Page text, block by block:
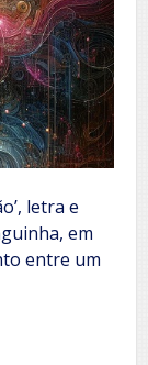
letra e
em
entre um